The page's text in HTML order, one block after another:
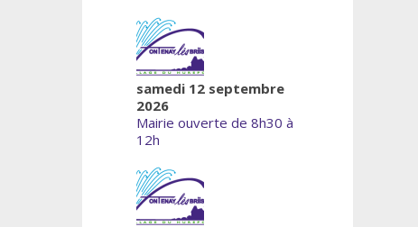
samedi 12 septembre
2026
Mairie ouverte de 8h30 à
12h